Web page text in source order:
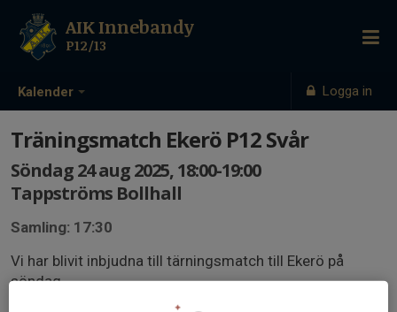
Kalender Logga in
AIK Innebandy
P12/13
Träningsmatch Ekerö P12 Svår
Söndag 24 aug 2025, 18:00-19:00
Tappströms Bollhall
Samling: 17:30
Vi har blivit inbjudna till tärningsmatch till Ekerö på
söndag.
För de spelare som ska spela Tullingecupen är det ett